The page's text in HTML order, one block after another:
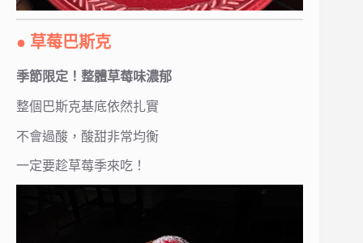
● 草莓巴斯克
季節限定！整體草莓味濃郁
整個巴斯克基底依然扎實
不會過酸，酸甜非常均衡
一定要趁草莓季來吃！